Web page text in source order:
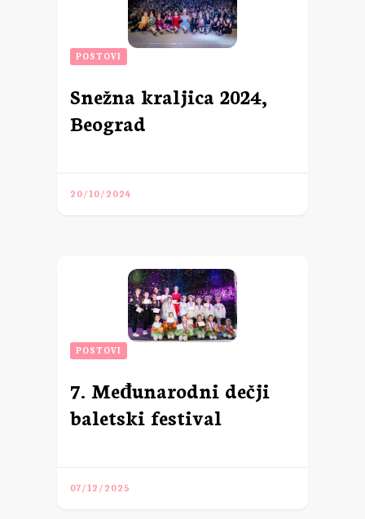
POSTOVI
Snežna kraljica 2024,
Beograd
20/10/2024
POSTOVI
7. Međunarodni dečji
baletski festival
07/12/2025